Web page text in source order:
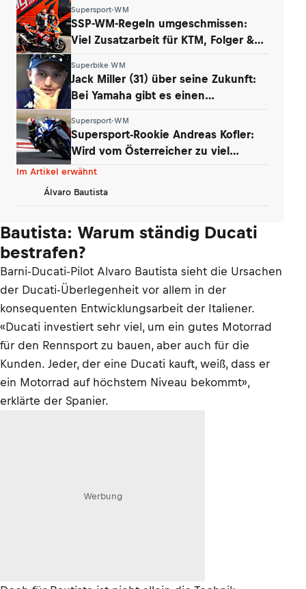
Supersport-WM
SSP-WM-Regeln umgeschmissen:
Viel Zusatzarbeit für KTM, Folger &
Superbike WM
Jack Miller (31) über seine Zukunft:
Bei Yamaha gibt es einen
Supersport-WM
Supersport-Rookie Andreas Kofler:
Wird vom Österreicher zu viel
erwartet?
Im Artikel erwähnt
Álvaro Bautista
Bautista: Warum ständig Ducati
bestrafen?
Barni-Ducati-Pilot Alvaro Bautista sieht die Ursachen
der Ducati-Überlegenheit vor allem in der
konsequenten Entwicklungsarbeit der Italiener.
«Ducati investiert sehr viel, um ein gutes Motorrad
für den Rennsport zu bauen, aber auch für die
Kunden. Jeder, der eine Ducati kauft, weiß, dass er
ein Motorrad auf höchstem Niveau bekommt»,
erklärte der Spanier.
Werbung